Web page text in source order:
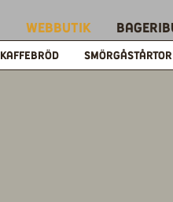
Webbutik
KAFFEBRÖD SMÖRGÅSTÅRTOR